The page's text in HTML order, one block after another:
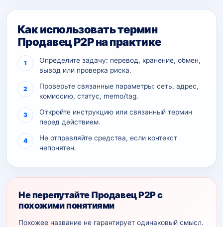
Как использовать термин
Продавец P2P на практике
Определите задачу: перевод, хранение, обмен,
вывод или проверка риска.
Проверьте связанные параметры: сеть, адрес,
комиссию, статус, memo/tag.
Откройте инструкцию или связанный термин
перед действием.
Не отправляйте средства, если контекст
непонятен.
Не перепутайте Продавец P2P с
похожими понятиями
Похожее название не гарантирует одинаковый смысл.